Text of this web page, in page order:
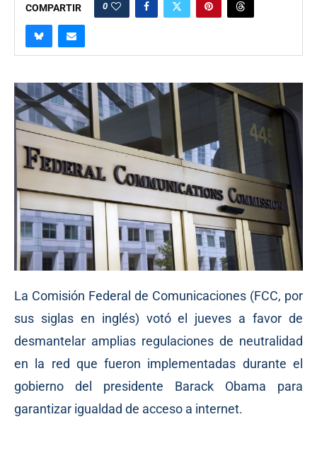
COMPARTIR 0
La Comisión Federal de Comunicaciones (FCC, por
sus siglas en inglés) votó el jueves a favor de
desmantelar amplias regulaciones de neutralidad
en la red que fueron implementadas durante el
gobierno del presidente Barack Obama para
garantizar igualdad de acceso a internet.